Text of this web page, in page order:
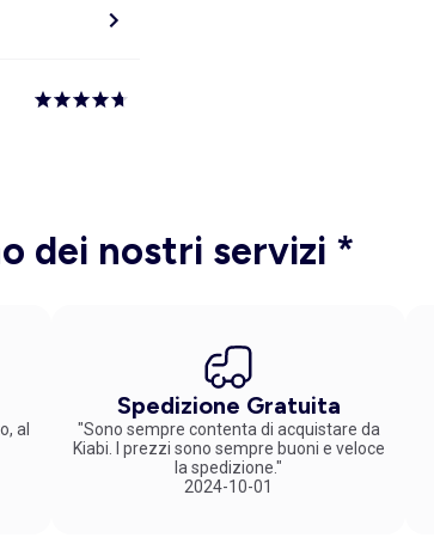
dei nostri servizi *
al
Spedizione Gratuita
"Sono sempre contenta di acquistare da
Kiabi. I prezzi sono sempre buoni e veloce
la spedizione."
2024-10-01